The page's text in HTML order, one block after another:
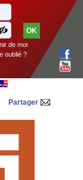
de moi
oublié ?
Partager